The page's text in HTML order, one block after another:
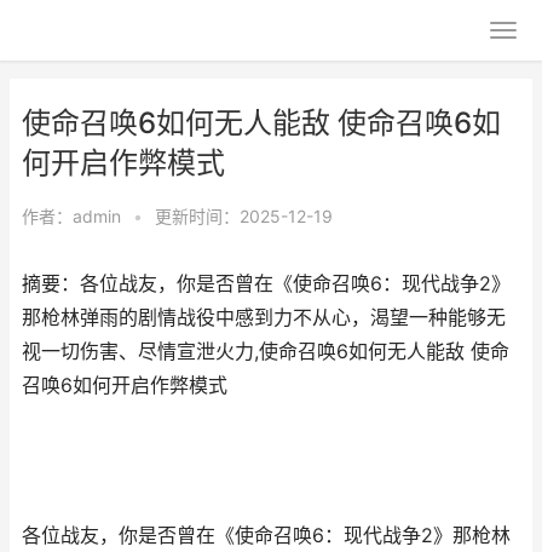
使命召唤6如何无人能敌 使命召唤6如
何开启作弊模式
作者： admin • 更新时间：2025-12-19
摘要：各位战友，你是否曾在《使命召唤6：现代战争2》
那枪林弹雨的剧情战役中感到力不从心，渴望一种能够无
视一切伤害、尽情宣泄火力,使命召唤6如何无人能敌 使命
召唤6如何开启作弊模式
各位战友，你是否曾在《使命召唤6：现代战争2》那枪林